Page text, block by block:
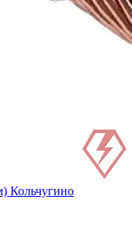
Кольчугино